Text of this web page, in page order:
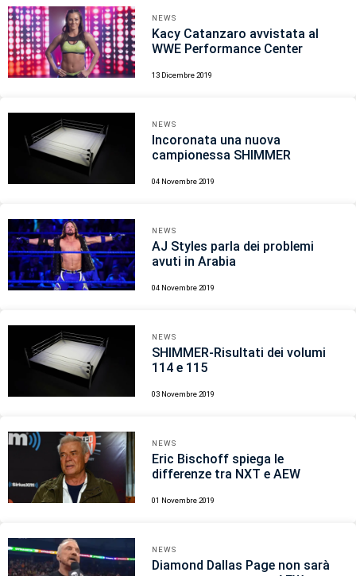
NEWS
Kacy Catanzaro avvistata al
WWE Performance Center
13 Dicembre 2019
NEWS
Incoronata una nuova
campionessa SHIMMER
04 Novembre 2019
NEWS
AJ Styles parla dei problemi
avuti in Arabia
04 Novembre 2019
NEWS
SHIMMER-Risultati dei volumi
114 e 115
03 Novembre 2019
NEWS
Eric Bischoff spiega le
differenze tra NXT e AEW
01 Novembre 2019
NEWS
Diamond Dallas Page non sarà